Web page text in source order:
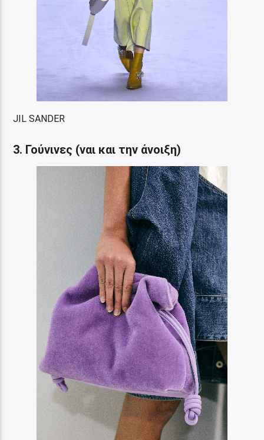
JIL SANDER
3. Γούνινες (ναι και την άνοιξη)